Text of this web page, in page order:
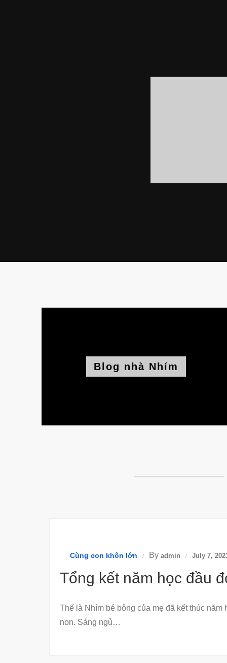
Blog nhà Nhím
Cùng con khôn lớn By admin July 7,
Tổng kết năm học đầu
Thế là Nhím bé bỏng của mẹ đã kết thúc
non. Sáng ngủ…